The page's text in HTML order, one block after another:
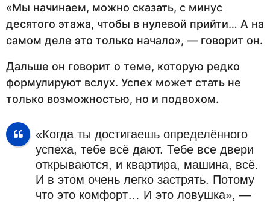
«Мы начинаем, можно сказать, с минус
десятого этажа, чтобы в нулевой прийти… А на
самом деле это только начало», — говорит он.
Дальше он говорит о теме, которую редко
формулируют вслух. Успех может стать не
только возможностью, но и подвохом.
«Когда ты достигаешь определённого
успеха, тебе всё дают. Тебе все двери
открываются, и квартира, машина, всё.
И в этом очень легко застрять. Потому
что это комфорт… И это ловушка», —